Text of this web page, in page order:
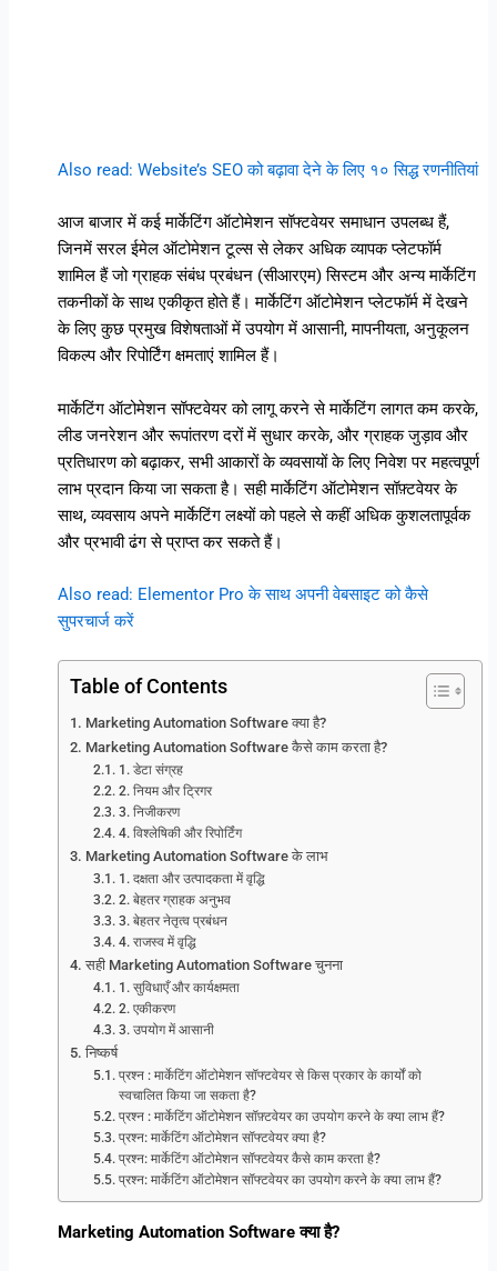
Also read: Website’s SEO को बढ़ावा देने के लिए १० सिद्ध रणनीतियां
आज बाजार में कई मार्केटिंग ऑटोमेशन सॉफ्टवेयर समाधान उपलब्ध हैं,
जिनमें सरल ईमेल ऑटोमेशन टूल्स से लेकर अधिक व्यापक प्लेटफॉर्म
शामिल हैं जो ग्राहक संबंध प्रबंधन (सीआरएम) सिस्टम और अन्य मार्केटिंग
तकनीकों के साथ एकीकृत होते हैं। मार्केटिंग ऑटोमेशन प्लेटफॉर्म में देखने
के लिए कुछ प्रमुख विशेषताओं में उपयोग में आसानी, मापनीयता, अनुकूलन
विकल्प और रिपोर्टिंग क्षमताएं शामिल हैं।
मार्केटिंग ऑटोमेशन सॉफ्टवेयर को लागू करने से मार्केटिंग लागत कम करके,
लीड जनरेशन और रूपांतरण दरों में सुधार करके, और ग्राहक जुड़ाव और
प्रतिधारण को बढ़ाकर, सभी आकारों के व्यवसायों के लिए निवेश पर महत्वपूर्ण
लाभ प्रदान किया जा सकता है। सही मार्केटिंग ऑटोमेशन सॉफ़्टवेयर के
साथ, व्यवसाय अपने मार्केटिंग लक्ष्यों को पहले से कहीं अधिक कुशलतापूर्वक
और प्रभावी ढंग से प्राप्त कर सकते हैं।
Also read: Elementor Pro के साथ अपनी वेबसाइट को कैसे
सुपरचार्ज करें
Table of Contents
Marketing Automation Software क्या है?
Marketing Automation Software कैसे काम करता है?
1. डेटा संग्रह
2. नियम और ट्रिगर
3. निजीकरण
4. विश्लेषिकी और रिपोर्टिंग
Marketing Automation Software के लाभ
1. दक्षता और उत्पादकता में वृद्धि
2. बेहतर ग्राहक अनुभव
3. बेहतर नेतृत्व प्रबंधन
4. राजस्व में वृद्धि
सही Marketing Automation Software चुनना
1. सुविधाएँ और कार्यक्षमता
2. एकीकरण
3. उपयोग में आसानी
निष्कर्ष
प्रश्न : मार्केटिंग ऑटोमेशन सॉफ्टवेयर से किस प्रकार के कार्यों को
स्वचालित किया जा सकता है?
प्रश्न : मार्केटिंग ऑटोमेशन सॉफ़्टवेयर का उपयोग करने के क्या लाभ हैं?
प्रश्न: मार्केटिंग ऑटोमेशन सॉफ्टवेयर क्या है?
प्रश्न: मार्केटिंग ऑटोमेशन सॉफ्टवेयर कैसे काम करता है?
प्रश्न: मार्केटिंग ऑटोमेशन सॉफ्टवेयर का उपयोग करने के क्या लाभ हैं?
Marketing Automation Software क्या है?